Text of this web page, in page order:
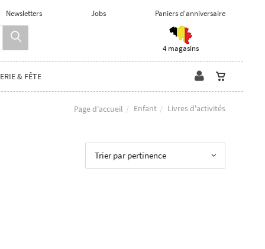
Newsletters Jobs Paniers d'anniversaire
4 magasins
& FÊTE
Page d'accueil Enfant Livres d'activités
Trier par pertinence